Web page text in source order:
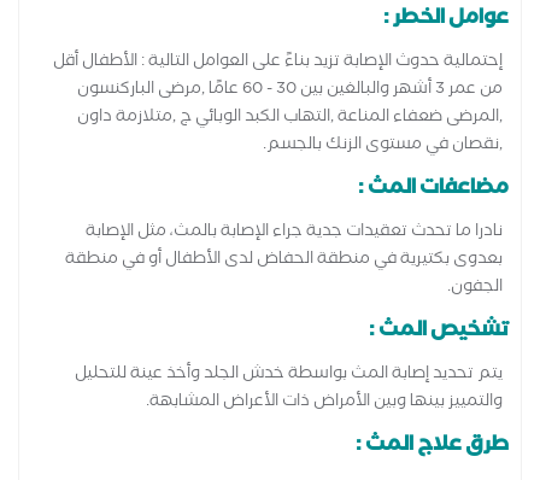
عوامل الخطر :
إحتمالية حدوث الإصابة تزيد بناءً على العوامل التالية : الأطفال أقل
من عمر 3 أشهر والبالغين بين 30 - 60 عامًا ,مرضى الباركنسون
,المرضى ضعفاء المناعة ,التهاب الكبد الوبائي ج ,متلازمة داون
,نقصان في مستوى الزنك بالجسم.
مضاعفات المث :
نادرا ما تحدث تعقيدات جدية جراء الإصابة بالمث، مثل الإصابة
بعدوى بكتيرية في منطقة الحفاض لدى الأطفال أو في منطقة
الجفون.
تشخيص المث :
يتم تحديد إصابة المث بواسطة خدش الجلد وأخذ عينة للتحليل
والتمييز بينها وبين الأمراض ذات الأعراض المشابهة.
طرق علاج المث :